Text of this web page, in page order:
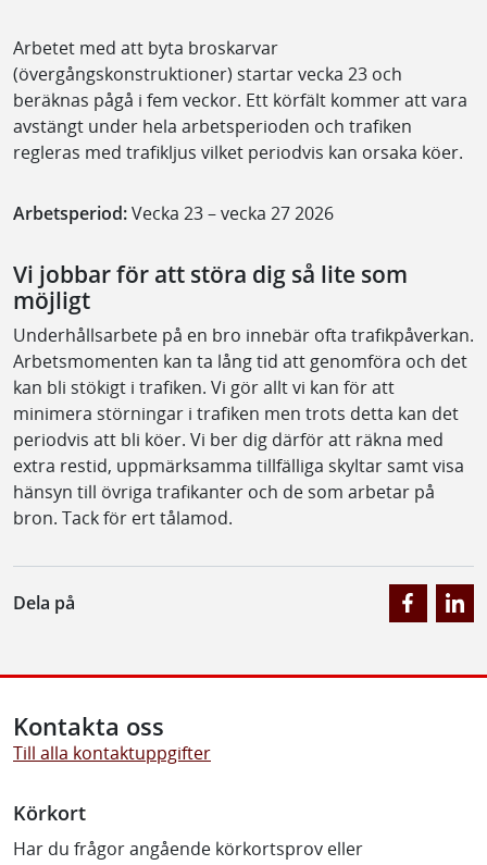
Arbetet med att byta broskarvar
(övergångskonstruktioner) startar vecka 23 och
beräknas pågå i fem veckor. Ett körfält kommer att vara
avstängt under hela arbetsperioden och trafiken
regleras med trafikljus vilket periodvis kan orsaka köer.
Arbetsperiod:Vecka 23 – vecka 27 2026
Vi jobbar för att störa dig så lite som
möjligt
Underhållsarbete på en bro innebär ofta trafikpåverkan.
Arbetsmomenten kan ta lång tid att genomföra och det
kan bli stökigt i trafiken. Vi gör allt vi kan för att
minimera störningar i trafiken men trots detta kan det
periodvis att bli köer. Vi ber dig därför att räkna med
extra restid, uppmärksamma tillfälliga skyltar samt visa
hänsyn till övriga trafikanter och de som arbetar på
bron. Tack för ert tålamod.
Dela på
Kontakta oss
Till alla kontaktuppgifter
Körkort
Har du frågor angående körkortsprov eller